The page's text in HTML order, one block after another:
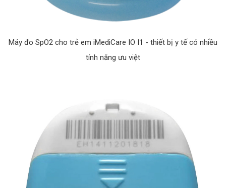
Máy đo SpO2 cho trẻ em iMediCare IO I1 - thiết bị y tế có nhiều
tính năng ưu việt